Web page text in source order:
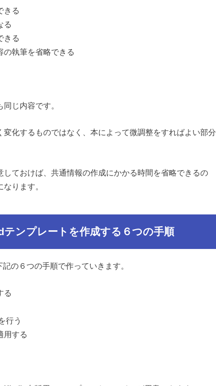
きる
る
きる
の執筆を省略できる
じ内容です。
化するものではなく、本によって微調整をすればよい部分
ておけば、共通情報の作成にかかる時間を省略できるの
ります。
テンプレートを作成する６つの手順
の６つの手順で作っていきます。
る
行う
用する